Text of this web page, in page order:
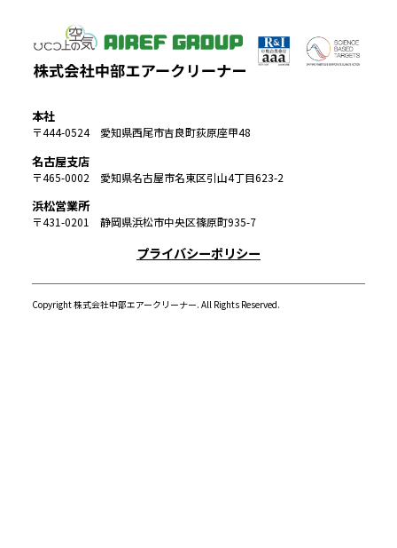
本社
〒444-0524 愛知県西尾市吉良町荻原座甲48
名古屋支店
〒465-0002 愛知県名古屋市名東区引山4丁目623-2
浜松営業所
〒431-0201 静岡県浜松市中央区篠原町935-7
プライバシーポリシー
Copyright 株式会社中部エアークリーナー. All Rights Reserved.